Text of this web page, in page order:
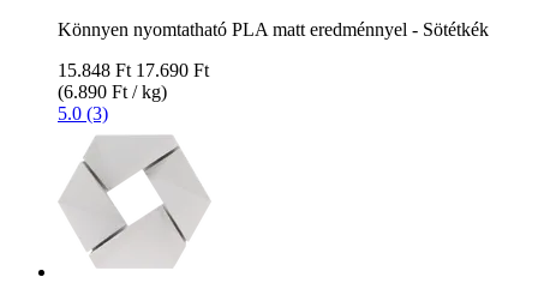
Könnyen nyomtatható PLA matt eredménnyel - Sötétkék
15.848 Ft 17.690 Ft
(6.890 Ft / kg)
5.0 (3)